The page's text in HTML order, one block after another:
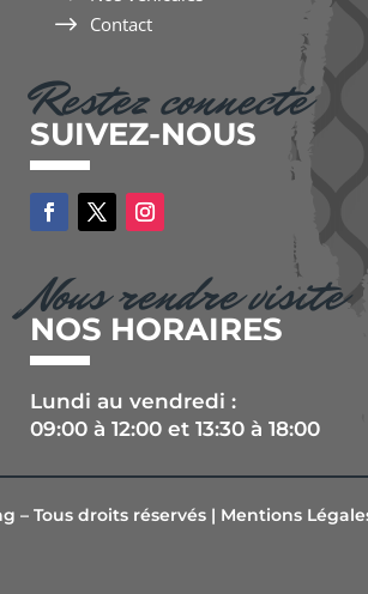
$ Contact
Restez connecté
SUIVEZ-NOUS
Nous rendre visite
NOS HORAIRES
Lundi au vendredi :
09:00 à 12:00 et 13:30 à 18:00
– Tous droits réservés | Mentions